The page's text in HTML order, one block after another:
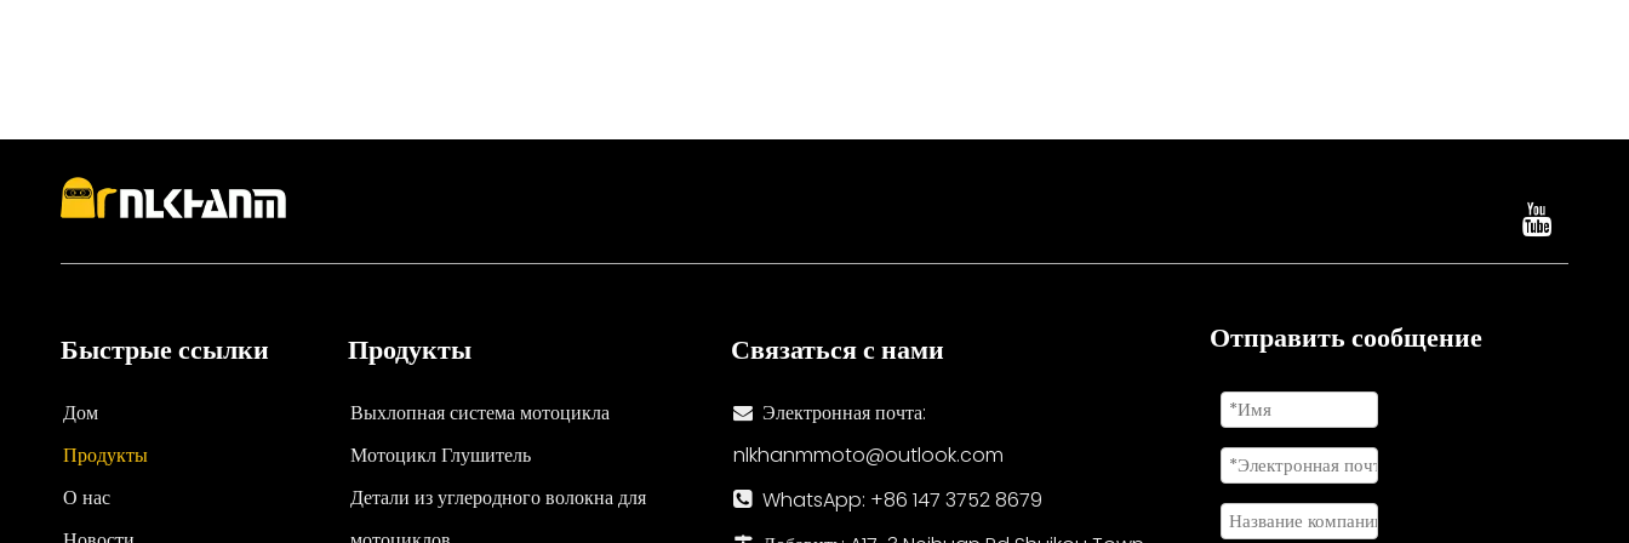
Быстрые ссылки
Дом
Продукты
О нас
Продукты
Выхлопная система мотоцикла
Мотоцикл Глушитель
Детали из углеродного волокна для
Связаться с нами
Электронная почта:
nlkhanmmoto@outlook.com
 WhatsApp: +86 147 3752 8679
Отправить сообщение